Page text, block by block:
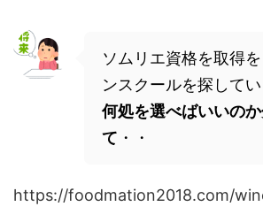
ソムリエ資格を取得
ンスクールを探してい
何処を選べばいいの
て ・・
https://foodmation2018.com/